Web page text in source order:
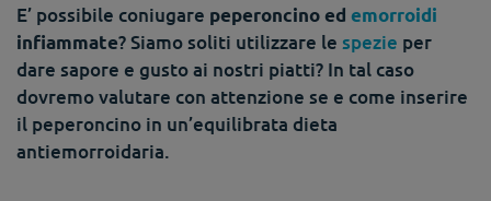
E’ possibile coniugare peperoncino ed emorroidi
infiammate? Siamo soliti utilizzare le spezie per
dare sapore e gusto ai nostri piatti? In tal caso
dovremo valutare con attenzione se e come inserire
il peperoncino in un’equilibrata dieta
antiemorroidaria.